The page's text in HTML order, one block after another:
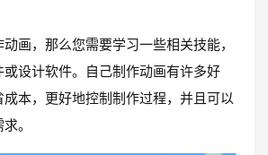
画，那么您需要学习一些相关技能，
设计软件。自己制作动画有许多好
本，更好地控制制作过程，并且可以
。